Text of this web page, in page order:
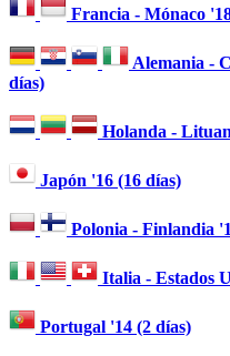
Francia - Mónaco
Alemania -
días)
Holanda -
Japón '16 (16 días)
Polonia - Finlandia
Italia - Estados
Portugal '14 (2 días)